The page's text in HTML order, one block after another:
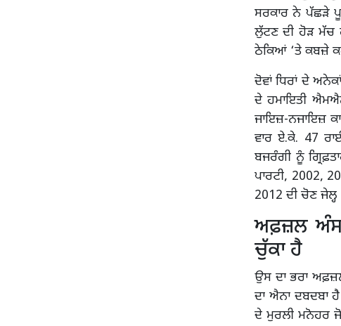
ਸਰਕਾਰ ਨੇ ਪੱਛੜੇ
ਲੁੱਟਣ ਦੀ ਹੋੜ ਮੱਚ
ਠੇਕਿਆਂ ‘ਤੇ ਕਬਜ਼ੇ
ਦੋਵਾਂ ਧਿਰਾਂ ਦੇ
ਦੇ ਹਮਾਇਤੀ
ਜਾਇਜ਼-ਨਜਾਇਜ਼
ਵਾਰ ਏ.ਕੇ. 47
ਬਜਰੰਗੀ ਨੂੰ
ਪਾਰਟੀ, 2002,
2012 ਦੀ ਚੋਣ ਜੇਲ੍ਹ
ਅਫ਼ਜ਼ਲ
ਚੁੱਕਾ ਹੈ
ਉਸ ਦਾ ਭਰਾ
ਦਾ ਐਨਾ ਦਬਦਬਾ
ਦੇ ਮੁਰਲੀ ਮਨੋਹਰ